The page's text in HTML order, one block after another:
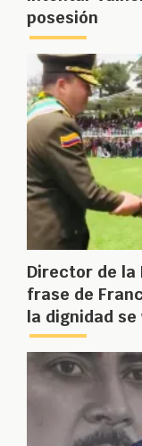
posesión
Director de la
frase de
la dignidad